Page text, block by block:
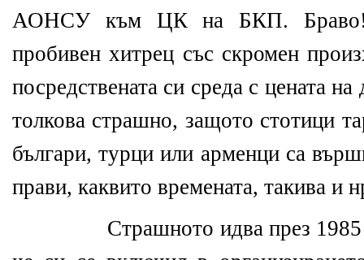
АОНСУ към ЦК на БКП. Браво!
пробивен хитрец със скромен
посредствената си среда с цената
толкова страшно, защото стотици
българи, турци или арменци са
прави, каквито времената, такива и
Страшното идва през